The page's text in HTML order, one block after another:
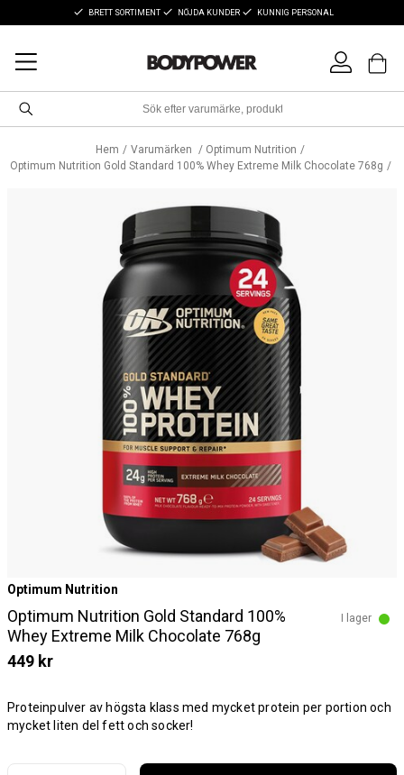
BRETT SORTIMENT NÖJDA KUNDER KUNNIG PERSONAL
Hem Varumärken
Optimum Nutrition
Optimum Nutrition Gold Standard 100% Whey Extreme Milk Chocolate 768g
Optimum Nutrition
Optimum Nutrition Gold Standard 100%
Whey Extreme Milk Chocolate 768g
I lager
449 kr
Proteinpulver av högsta klass med mycket protein per portion och
mycket liten del fett och socker!